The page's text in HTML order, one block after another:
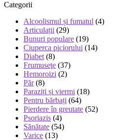
Categorii
Alcoolismul și fumatul (4)
Articulații (29)
Bunuri populare (19)
Ciuperca piciorului (14)
Diabet (8)
Frumuseţe (37)
Hemoroizi (2)
Păr(8)
Paraziți și viermi (18)
Pentru bărbați (64)
Pierdere în greutate (52)
Psoriazis (4)
Sănătate (54)
Varice (13)